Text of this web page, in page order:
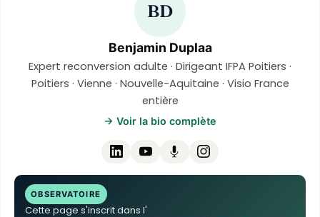
BD
Benjamin Duplaa
Expert reconversion adulte · Dirigeant IFPA Poitiers ·
Poitiers · Vienne · Nouvelle-Aquitaine · Visio France
entière
→ Voir la bio complète
OBSERVATOIRE
Cette page s'inscrit dans l'